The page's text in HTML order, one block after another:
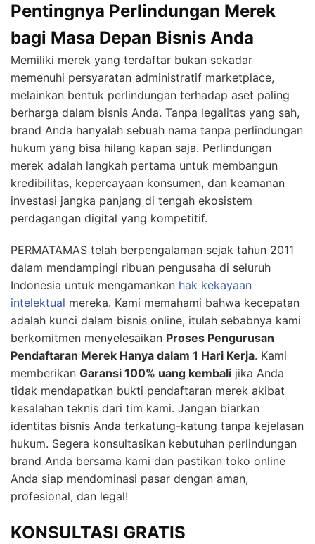
Pentingnya Perlindungan Merek
bagi Masa Depan Bisnis Anda
Memiliki merek yang terdaftar bukan sekadar
memenuhi persyaratan administratif marketplace,
melainkan bentuk perlindungan terhadap aset paling
berharga dalam bisnis Anda. Tanpa legalitas yang sah,
brand Anda hanyalah sebuah nama tanpa perlindungan
hukum yang bisa hilang kapan saja. Perlindungan
merek adalah langkah pertama untuk membangun
kredibilitas, kepercayaan konsumen, dan keamanan
investasi jangka panjang di tengah ekosistem
perdagangan digital yang kompetitif.
PERMATAMAS telah berpengalaman sejak tahun 2011
dalam mendampingi ribuan pengusaha di seluruh
Indonesia untuk mengamankan hak kekayaan
intelektual mereka. Kami memahami bahwa kecepatan
adalah kunci dalam bisnis online, itulah sebabnya kami
berkomitmen menyelesaikan Proses Pengurusan
Pendaftaran Merek Hanya dalam 1 Hari Kerja. Kami
memberikan Garansi 100% uang kembali jika Anda
tidak mendapatkan bukti pendaftaran merek akibat
kesalahan teknis dari tim kami. Jangan biarkan
identitas bisnis Anda terkatung-katung tanpa kejelasan
hukum. Segera konsultasikan kebutuhan perlindungan
brand Anda bersama kami dan pastikan toko online
Anda siap mendominasi pasar dengan aman,
profesional, dan legal!
KONSULTASI GRATIS